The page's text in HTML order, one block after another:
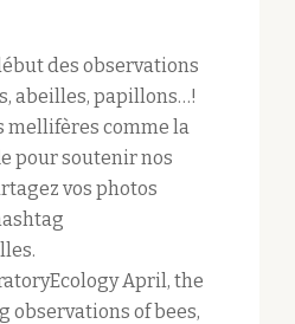
des observations
abeilles, papillons…!
mellifères comme la
pour soutenir nos
vos photos
April, the
observations of bees,